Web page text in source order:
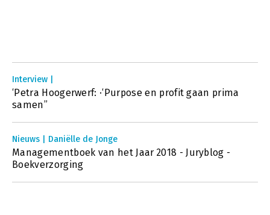
Interview |
‘Petra Hoogerwerf: ·‘Purpose en profit gaan prima
samen’’
Nieuws | Daniëlle de Jonge
Managementboek van het Jaar 2018 - Juryblog -
Boekverzorging